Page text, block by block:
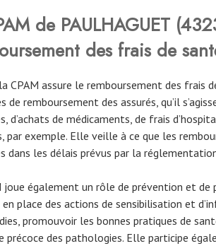
de PAULHAGUET
des frais de
CPAM assure le remboursement des frais
de remboursement des assurés, qu’il
d’achats de médicaments, de frais
par exemple. Elle veille à ce que les
dans les délais prévus par la
joue également un rôle de prévention et
place des actions de sensibilisation et
promouvoir les bonnes pratiques de
précoce des pathologies. Elle participe